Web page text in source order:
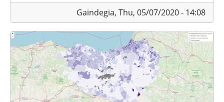
Gaindegia, Thu, 05/07/2020 - 14:08